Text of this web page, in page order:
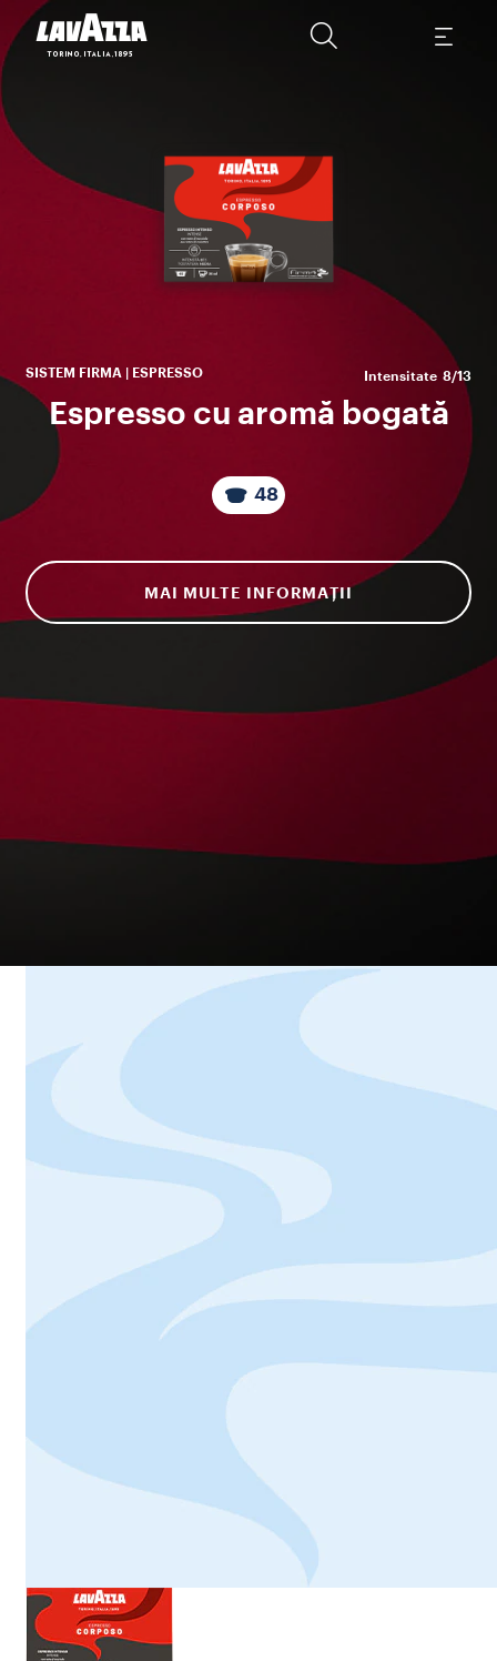
SISTEM FIRMA | ESPRESSO Intensitate 8/13
Espresso cu aromă bogată
48
MAI MULTE INFORMAȚII